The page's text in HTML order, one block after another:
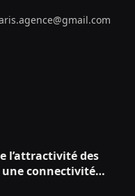
l’attractivité des
une connectivité
de Ryanair